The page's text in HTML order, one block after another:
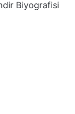
Biyografisi